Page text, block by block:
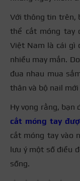
Với thông tin trên,
thể cắt móng tay
Việt Nam là cái gì
nhiều may mắn.
đua nhau mua
thân và bộ nail
Hy vọng rằng, bạn
cắt móng tay
cắt móng tay vào
lưu ý một số điều
sống.